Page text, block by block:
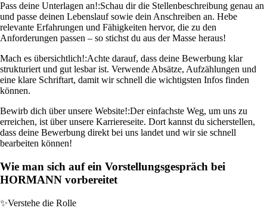
Pass deine Unterlagen an!:Schau dir die Stellenbeschreibung genau an
und passe deinen Lebenslauf sowie dein Anschreiben an. Hebe
relevante Erfahrungen und Fähigkeiten hervor, die zu den
Anforderungen passen – so stichst du aus der Masse heraus!
Mach es übersichtlich!:Achte darauf, dass deine Bewerbung klar
strukturiert und gut lesbar ist. Verwende Absätze, Aufzählungen und
eine klare Schriftart, damit wir schnell die wichtigsten Infos finden
können.
Bewirb dich über unsere Website!:Der einfachste Weg, um uns zu
erreichen, ist über unsere Karriereseite. Dort kannst du sicherstellen,
dass deine Bewerbung direkt bei uns landet und wir sie schnell
bearbeiten können!
Wie man sich auf ein Vorstellungsgespräch bei
HORMANN vorbereitet
✨Verstehe die Rolle